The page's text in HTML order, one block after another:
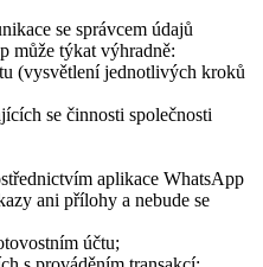
se správcem údajů
může týkat výhradně:
(vysvětlení jednotlivých kroků
se činnosti společnosti
aplikace WhatsApp
ani přílohy a nebude se
účtu;